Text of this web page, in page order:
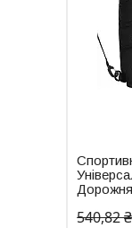
540,82 ₴